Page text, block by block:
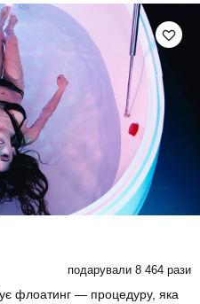
подарували 8 464 рази
флоатинг — процедуру, яка